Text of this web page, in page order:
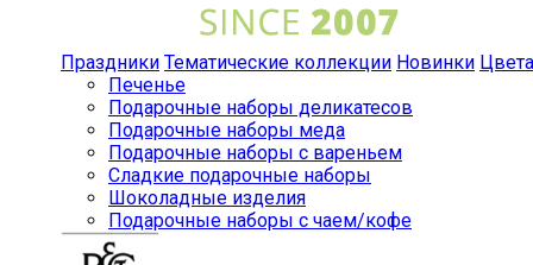
Праздники Тематические коллекции Новинки Цвета
Печенье
Подарочные наборы деликатесов
Подарочные наборы меда
Подарочные наборы с вареньем
Сладкие подарочные наборы
Шоколадные изделия
Подарочные наборы с чаем/кофе